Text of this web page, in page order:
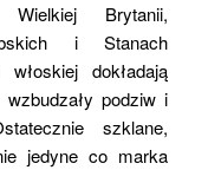
Brytanii,
i Stanach
dokładają
podziw i
szklane,
jedyne co marka